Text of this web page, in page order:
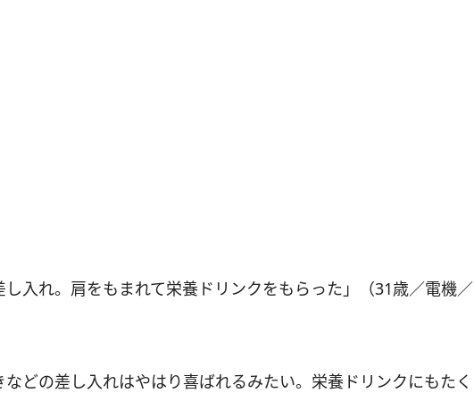
し入れ。肩をもまれて栄養ドリンクをもらった」（31歳／電機／
どの差し入れはやはり喜ばれるみたい。栄養ドリンクにもたく